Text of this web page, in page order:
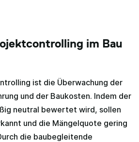
im Bau
ist die Überwachung der
und der Baukosten. Indem der
neutral bewertet wird, sollen
und die Mängelquote gering
die baubegleitende